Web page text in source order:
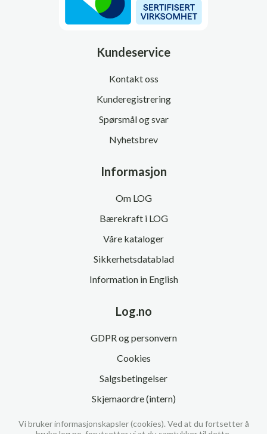
Kundeservice
Kontakt oss
Kunderegistrering
Spørsmål og svar
Nyhetsbrev
Informasjon
Om LOG
Bærekraft i LOG
Våre kataloger
Sikkerhetsdatablad
Information in English
Log.no
GDPR og personvern
Cookies
Salgsbetingelser
Skjemaordre (intern)
Vi bruker informasjonskapsler (cookies). Ved at du fortsetter å